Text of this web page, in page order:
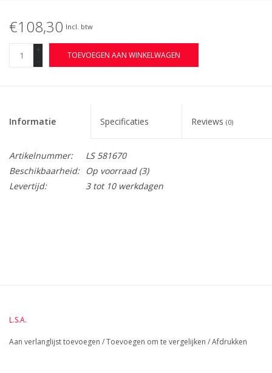
€108,30 Incl. btw
+
-
TOEVOEGEN AAN WINKELWAGEN
Informatie Specificaties Reviews (0)
Artikelnummer:
LS 581670
Beschikbaarheid:
Op voorraad(3)
Levertijd:
3 tot 10 werkdagen
L.S.A.
Aan verlanglijst toevoegen /Toevoegen om te vergelijken /Afdrukken